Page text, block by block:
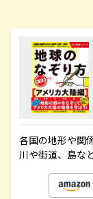
各国の地形や関
川や街道、島な